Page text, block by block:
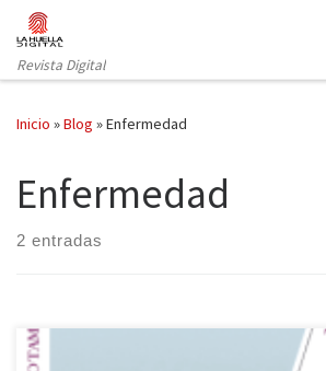
Saltar al contenido
Revista Digital
Inicio »Blog »Enfermedad
Enfermedad
2 entradas